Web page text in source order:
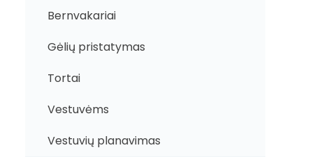
Bernvakariai
Gėlių pristatymas
Tortai
Vestuvėms
Vestuvių planavimas